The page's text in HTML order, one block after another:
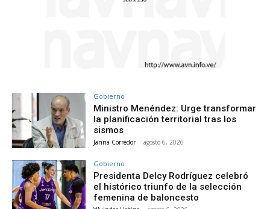
Gobierno
Ministro Menéndez: Urge transformar
la planificación territorial tras los
sismos
Janna Corredor - agosto 6, 2026
Gobierno
Presidenta Delcy Rodríguez celebró
el histórico triunfo de la selección
femenina de baloncesto